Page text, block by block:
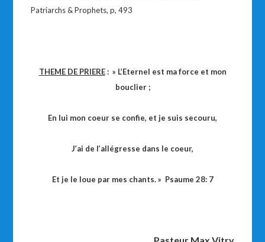
Patriarchs & Prophets, p, 493
THEME DE PRIERE: » L’Eternel est ma force et mon
bouclier ;
En lui mon coeur se confie, et je suis secouru,
J’ai de l’allégresse dans le coeur,
Et je le loue par mes chants. » Psaume 28: 7